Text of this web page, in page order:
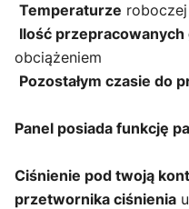
Temperaturze
Ilość przepracowanych
obciążeniem
Pozostałym czasie do
Panel posiada funkcję
Ciśnienie pod twoją
przetwornika ciśnienia